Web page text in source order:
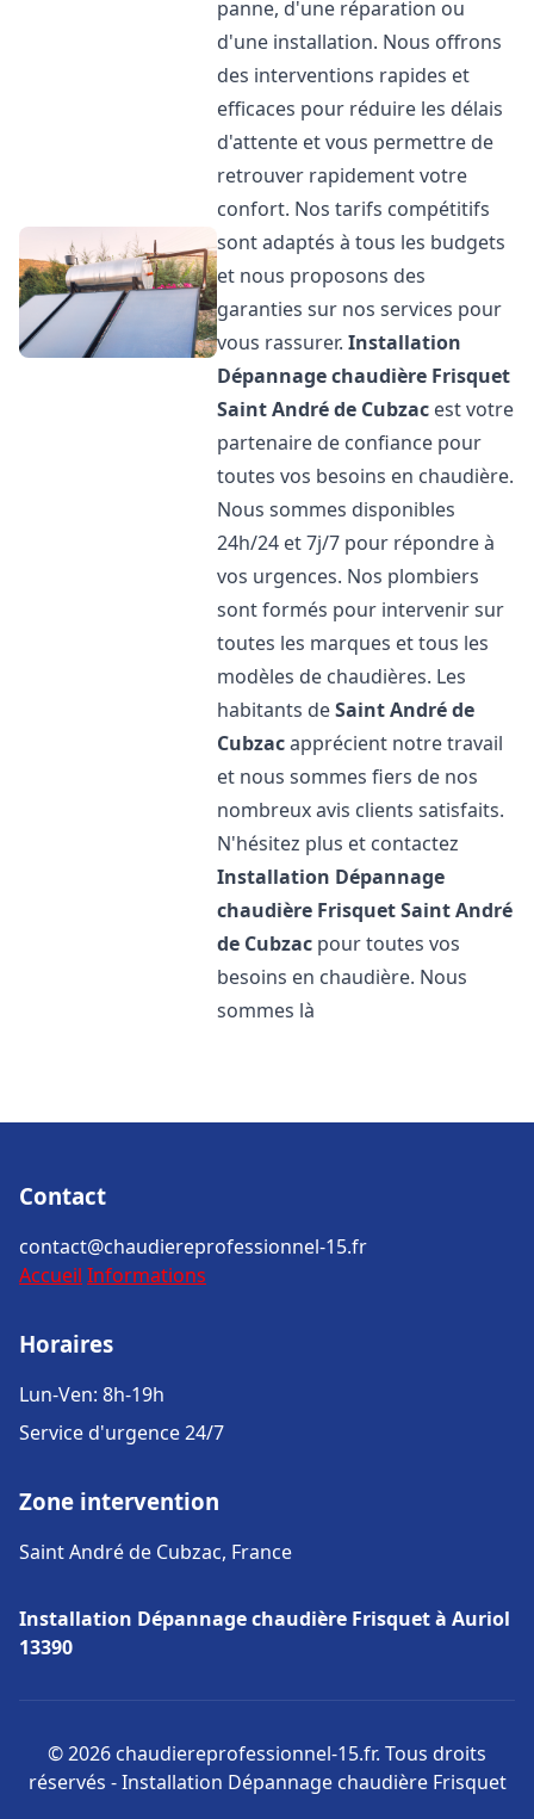
panne, d'une réparation ou
d'une installation. Nous offrons
des interventions rapides et
efficaces pour réduire les délais
d'attente et vous permettre de
retrouver rapidement votre
confort. Nos tarifs compétitifs
sont adaptés à tous les budgets
et nous proposons des
garanties sur nos services pour
vous rassurer.Installation
Dépannage chaudière Frisquet
Saint André de Cubzac est votre
partenaire de confiance pour
toutes vos besoins en chaudière.
Nous sommes disponibles
24h/24 et 7j/7 pour répondre à
vos urgences. Nos plombiers
sont formés pour intervenir sur
toutes les marques et tous les
modèles de chaudières. Les
habitants deSaint André de
Cubzacapprécient notre travail
et nous sommes fiers de nos
nombreux avis clients satisfaits.
N'hésitez plus et contactez
Installation Dépannage
chaudière FrisquetSaint André
de Cubzac pour toutes vos
besoins en chaudière. Nous
sommes là
Contact
contact@chaudiereprofessionnel-15.fr
Accueil Informations
Horaires
Lun-Ven: 8h-19h
Service d'urgence 24/7
Zone intervention
Saint André de Cubzac, France
Installation Dépannage chaudière Frisquet à Auriol
13390
© 2026 chaudiereprofessionnel-15.fr. Tous droits
réservés - Installation Dépannage chaudière Frisquet